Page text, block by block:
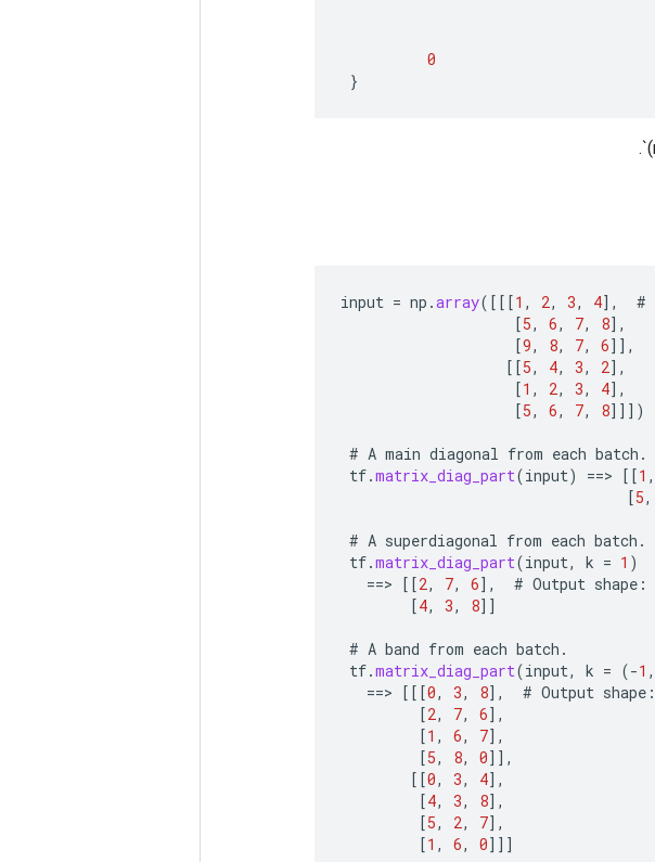
0
}
input = np .array( [[[1 , 2, 3, 4] , #
[5, 6, 7, 8] ,
[9, 8, 7, 6]] ,
[[5, 4, 3, 2] ,
[1 , 2, 3, 4] ,
[5, 6, 7, 8]]] )
# A main diagonal from each batch .
tf.matrix_diag_part(input) ==> [[1 ,
[5,
# A superdiagonal from each batch .
tf.matrix_diag_part(input, k = 1 )
==> [[2, 7, 6] , # Output shape :
[4, 3, 8]]
# A band from each batch .
tf.matrix_diag_part(input, k = (-1 ,
==> [[[0, 3, 8] , # Output shape :
[2, 7, 6] ,
[1 , 6, 7] ,
[5, 8, 0]] ,
[[0, 3, 4] ,
[4, 3, 8] ,
[5, 2, 7] ,
[1 , 6, 0]]]